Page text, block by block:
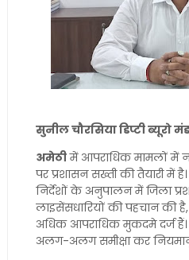
सुनील चौरसिया डिप्टी ब्यूरो
अमेठीमें आपराधिक मामलों में
पर प्रशासन सख्ती की तैयारी में
निर्देशों के अनुपालन में जिला
लाइसेंसधारियों की पहचान की
अधिक आपराधिक मुकदमे दर्ज
अलग-अलग समीक्षा कर